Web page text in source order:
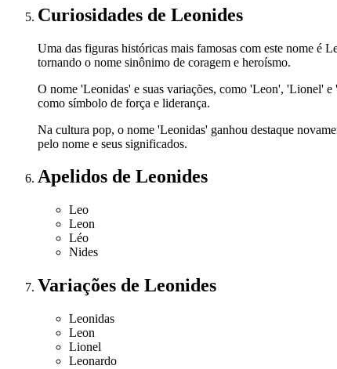
Curiosidades de Leonides
Uma das figuras históricas mais famosas com este nome é
tornando o nome sinônimo de coragem e heroísmo.
O nome 'Leonidas' e suas variações, como 'Leon', 'Lionel'
como símbolo de força e liderança.
Na cultura pop, o nome 'Leonidas' ganhou destaque
pelo nome e seus significados.
Apelidos de Leonides
Leo
Leon
Léo
Nides
Variações de Leonides
Leonidas
Leon
Lionel
Leonardo